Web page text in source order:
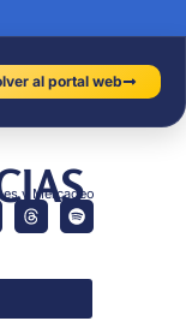
al portal web
y Mercadeo